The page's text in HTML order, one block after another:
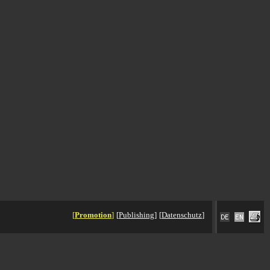
[Promotion] [Publishing] [Datenschutz]